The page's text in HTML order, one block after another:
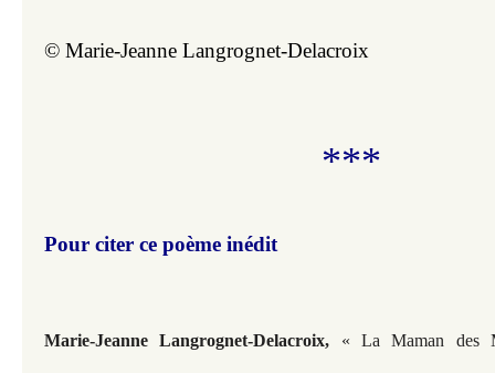
© Marie-Jeanne Langrognet-Delacroix
***
Pour citer ce poème inédit
Marie-Jeanne Langrognet-Delacroix, « La Maman des